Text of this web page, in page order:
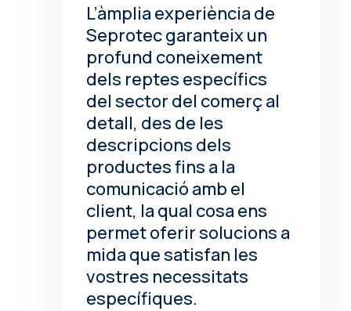
L’àmplia experiència de
Seprotec garanteix un
profund coneixement
dels reptes específics
del sector del comerç al
detall, des de les
descripcions dels
productes fins a la
comunicació amb el
client, la qual cosa ens
permet oferir solucions a
mida que satisfan les
vostres necessitats
específiques.